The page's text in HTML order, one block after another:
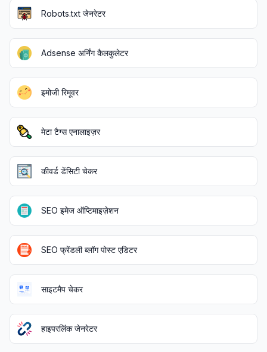
Robots.txt जेनरेटर
Adsense अर्निंग कैलकुलेटर
इमोजी रिमूवर
मेटा टैग्स एनालाइज़र
कीवर्ड डेंसिटी चेकर
SEO इमेज ऑप्टिमाइज़ेशन
SEO फ्रेंडली ब्लॉग पोस्ट एडिटर
साइटमैप चेकर
हाइपरलिंक जेनरेटर